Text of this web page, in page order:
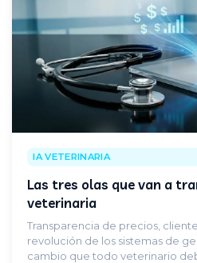
IA VETERINARIA
Las tres olas que van a
veterinaria
Transparencia de precios,
revolución de los sistemas de
cambio que todo veterinario